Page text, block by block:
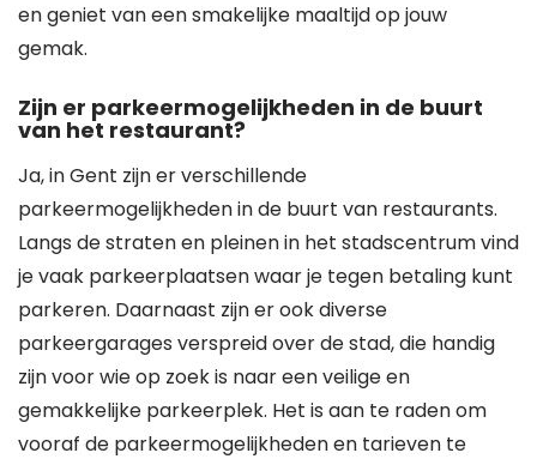
en geniet van een smakelijke maaltijd op jouw
gemak.
Zijn er parkeermogelijkheden in de buurt
van het restaurant?
Ja, in Gent zijn er verschillende
parkeermogelijkheden in de buurt van restaurants.
Langs de straten en pleinen in het stadscentrum vind
je vaak parkeerplaatsen waar je tegen betaling kunt
parkeren. Daarnaast zijn er ook diverse
parkeergarages verspreid over de stad, die handig
zijn voor wie op zoek is naar een veilige en
gemakkelijke parkeerplek. Het is aan te raden om
vooraf de parkeermogelijkheden en tarieven te